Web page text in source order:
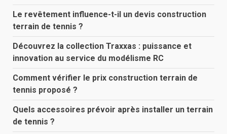
Le revêtement influence-t-il un devis construction
terrain de tennis ?
Découvrez la collection Traxxas : puissance et
innovation au service du modélisme RC
Comment vérifier le prix construction terrain de
tennis proposé ?
Quels accessoires prévoir après installer un terrain
de tennis ?